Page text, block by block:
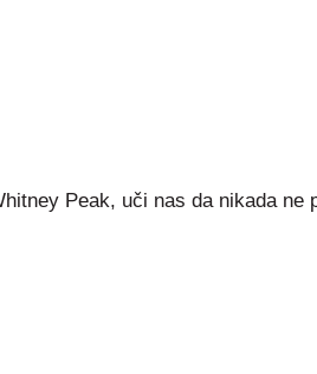
Peak, uči nas da nikada